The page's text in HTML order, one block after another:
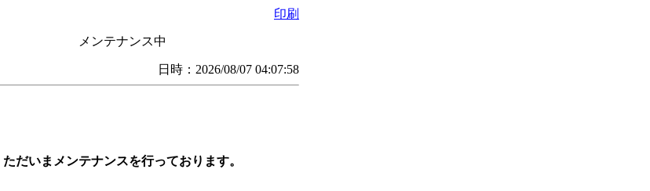
印刷
メンテナンス中
日時：2026/08/07 04:07:58
ただいまメンテナンスを行っております。